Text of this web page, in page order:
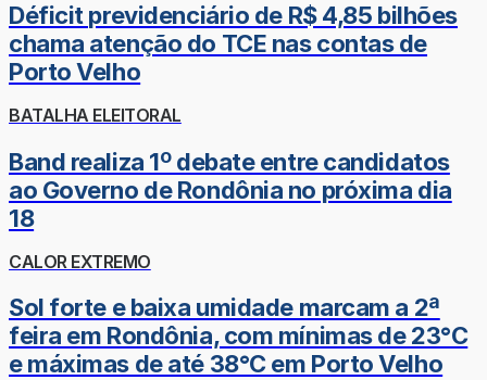
Déficit previdenciário de R$ 4,85 bilhões
chama atenção do TCE nas contas de
Porto Velho
BATALHA ELEITORAL
Band realiza 1º debate entre candidatos
ao Governo de Rondônia no próxima dia
18
CALOR EXTREMO
Sol forte e baixa umidade marcam a 2ª
feira em Rondônia, com mínimas de 23°C
e máximas de até 38°C em Porto Velho